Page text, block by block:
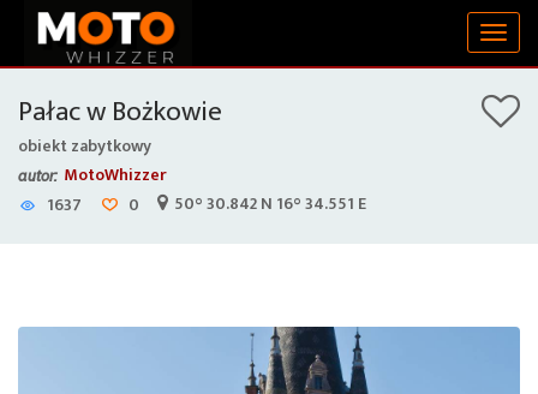
Pałac w Bożkowie
obiekt zabytkowy
autor: MotoWhizzer
1637
0 50° 30.842 N 16° 34.551 E